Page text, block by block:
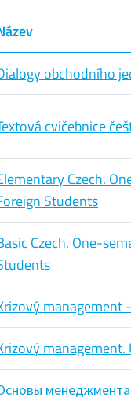
obchodního
cvičebnice
Czech.
Students
Czech. One-
management
менеджмента